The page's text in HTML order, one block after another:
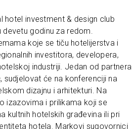
hotel investment & design club
godinu za redom.
koje se tiču hotelijerstva i
investitora, developera,
industriji. Jedan od partnera
sudjelovat će na konferenciji na
dizajnu i arhitekturi. Na
izazovima i prilikama koji se
kultnih hotelskih građevina ili pri
hotela. Markovi sugovornici